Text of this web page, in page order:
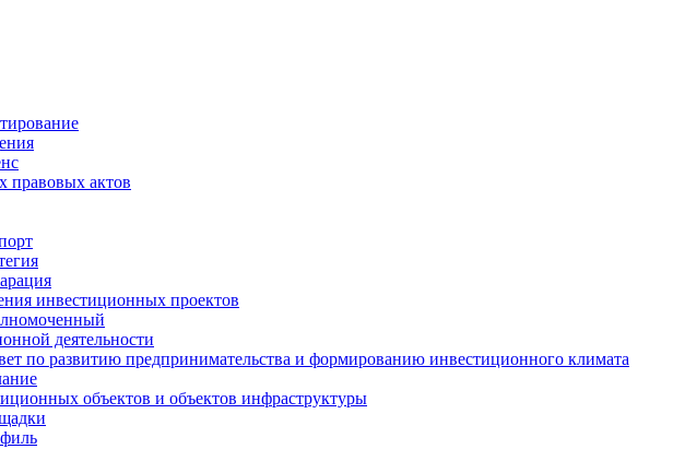
правовых актов
инвестиционных проектов
деятельности
по развитию предпринимательства и формированию инвестиционного климата
объектов и объектов инфраструктуры